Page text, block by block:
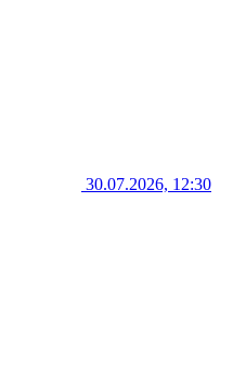
30.07.2026, 12:30